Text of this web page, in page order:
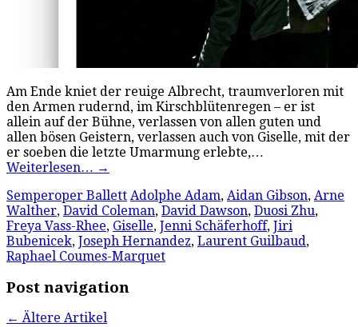
Am Ende kniet der reuige Albrecht, traumverloren mit
den Armen rudernd, im Kirschblütenregen – er ist
allein auf der Bühne, verlassen von allen guten und
allen bösen Geistern, verlassen auch von Giselle, mit der
er soeben die letzte Umarmung erlebte,…
Weiterlesen… →
Semperoper Ballett Adolphe Adam, Aidan Gibson, Arne
Walther, David Coleman, David Dawson, Duosi Zhu,
Freya Vass-Rhee, Giselle, Jenni Schäferhoff, Jiri
Bubenicek, Joseph Hernandez, Laurent Guilbaud,
Raphael Coumes-Marquet
Post navigation
← Ältere Artikel